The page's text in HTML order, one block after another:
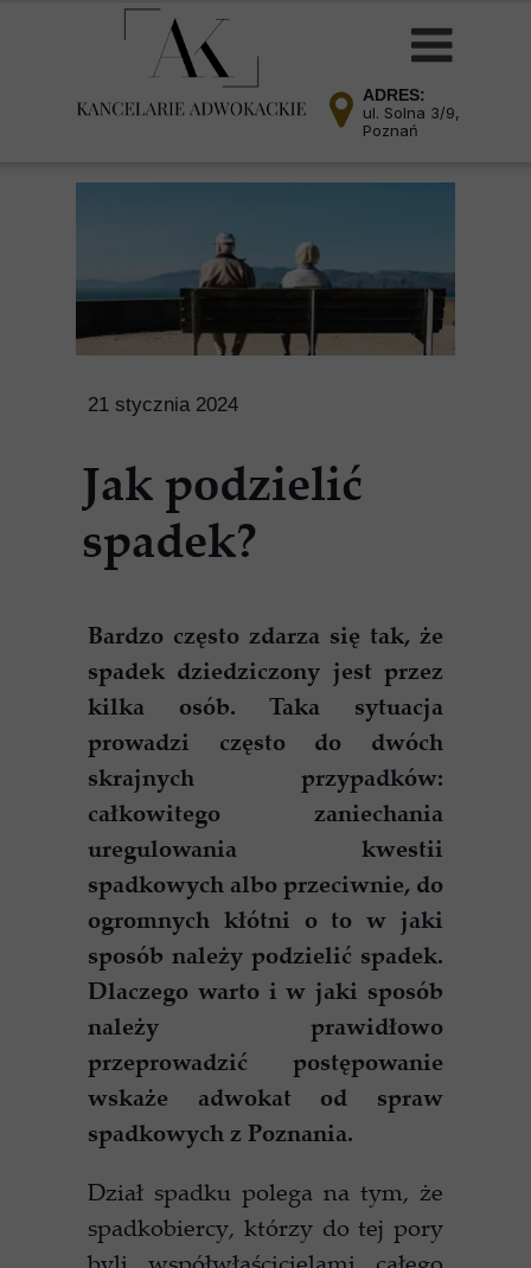
ADRES:
ul. Solna 3/9,
Poznań
Bardzo często zdarza się tak, że
spadek dziedziczony jest przez
kilka osób. Taka sytuacja
prowadzi często do dwóch
skrajnych przypadków:
całkowitego zaniechania
uregulowania kwestii
spadkowych albo przeciwnie, do
ogromnych kłótni o to w jaki
sposób należy podzielić spadek.
Dlaczego warto i w jaki sposób
należy prawidłowo
przeprowadzić postępowanie
wskaże adwokat od spraw
spadkowych z Poznania.
Dział spadku polega na tym, że
spadkobiercy, którzy do tej pory
Jak podzielić
spadek?
21 stycznia 2024